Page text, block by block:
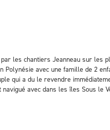
les chantiers Jeanneau sur les
avec une famille de 2
qui a du le revendre
avec dans les îles Sous le